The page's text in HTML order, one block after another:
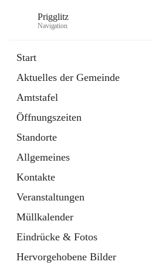
Prigglitz
Navigation
Start
Aktuelles der Gemeinde
Amtstafel
Öffnungszeiten
Standorte
Allgemeines
Kontakte
Veranstaltungen
Müllkalender
Eindrücke & Fotos
Hervorgehobene Bilder
Externe Webseite
in
Tab
Gemeindezeitung
Ordner
öffnet
in
neuem
Tab
Hauptadresse